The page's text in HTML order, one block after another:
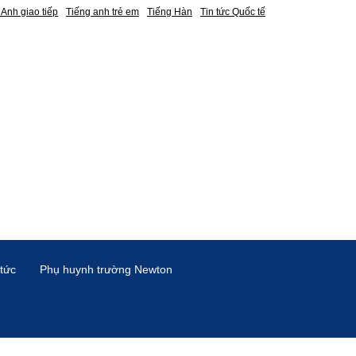
giao tiếp Tiếng anh trẻ em Tiếng Hàn
Tin tức Quốc tế
Phụ huynh trường Newton